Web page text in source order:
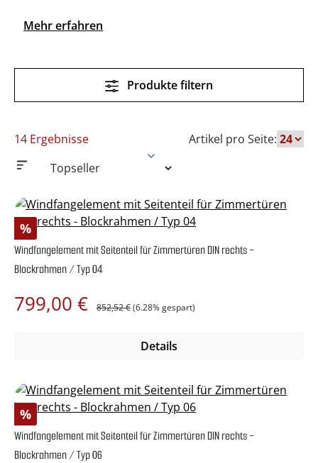
Mehr erfahren
Produkte filtern
14 Ergebnisse Artikel pro Seite:
Rabatt
%
Windfangelement mit Seitenteil für Zimmertüren DIN rechts -
Blockrahmen / Typ 04
Verkaufspreis:
799,00 €
852,52 €(6.28% gespart)
Details
Rabatt
%
Windfangelement mit Seitenteil für Zimmertüren DIN rechts -
Blockrahmen / Typ 06